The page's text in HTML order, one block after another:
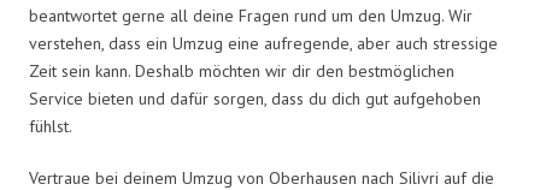
beantwortet gerne all deine Fragen rund um den Umzug. Wir
verstehen, dass ein Umzug eine aufregende, aber auch stressige
Zeit sein kann. Deshalb möchten wir dir den bestmöglichen
Service bieten und dafür sorgen, dass du dich gut aufgehoben
fühlst.
Vertraue bei deinem Umzug von Oberhausen nach Silivri auf die